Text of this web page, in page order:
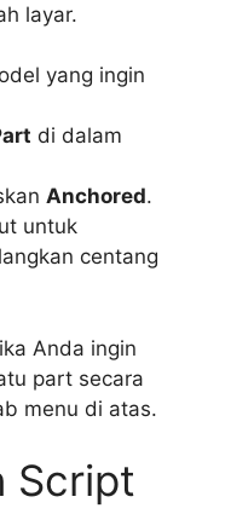
layar.
yang ingin
di dalam
Anchored.
untuk
centang
Anda ingin
part secara
menu di atas.
Script